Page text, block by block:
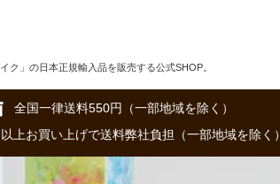
ク」の日本正規輸入品を販売する公式SHOP。
全国一律送料550円（一部地域を除く）
上お買い上げで送料弊社負担（一部地域を除く）